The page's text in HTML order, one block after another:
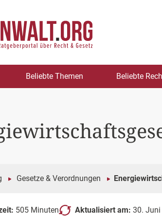
Beliebte Themen Beliebte
Gesetze & Verordnungen
505 Minuten Aktualisiert am: 30.